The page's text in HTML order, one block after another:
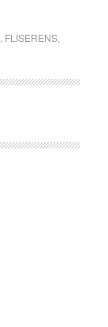
FLISERENS,